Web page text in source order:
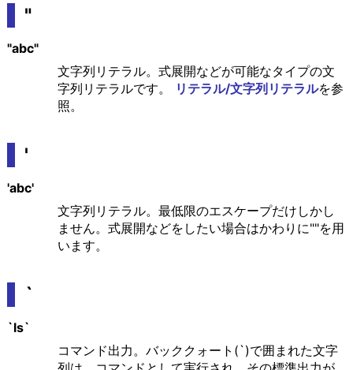
"
"abc"
文字列リテラル。式展開などが可能なタイプの文
字列リテラルです。
リテラル/文字列リテラルを参
照。
'
'abc'
文字列リテラル。最低限のエスケープだけしかし
ません。式展開などをしたい場合はかわりに""を用
います。
`
`ls`
コマンド出力。バッククォート(`)で囲まれた文字